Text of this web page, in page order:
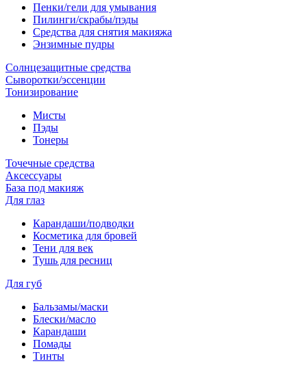
Пенки/гели для умывания
Пилинги/скрабы/пэды
Средства для снятия макияжа
Энзимные пудры
Солнцезащитные средства
Сыворотки/эссенции
Тонизирование
Мисты
Пэды
Тонеры
Точечные средства
Аксессуары
База под макияж
Для глаз
Карандаши/подводки
Косметика для бровей
Тени для век
Тушь для ресниц
Для губ
Бальзамы/маски
Блески/масло
Карандаши
Помады
Тинты